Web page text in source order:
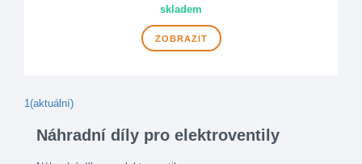
skladem
ZOBRAZIT
1(aktuální)
Náhradní díly pro elektroventily